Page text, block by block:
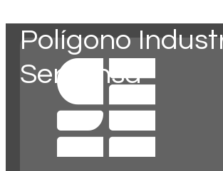
Polígono
Serprinsa